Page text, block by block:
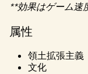
シー
ポリ
シー
と
Googl
**効果はゲーム速
属性
領土拡張主義
文化